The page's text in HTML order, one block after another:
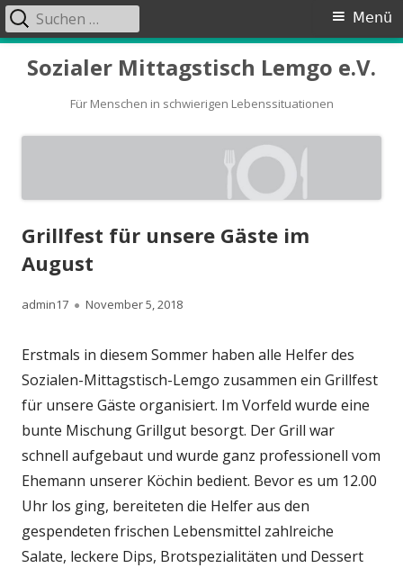
Sozialer Mittagstisch Lemgo e.V.
Für Menschen in schwierigen Lebenssituationen
Primäres
Menü
Menü
Suchen
nach:
Grillfest für unsere Gäste im
August
Autor
admin17
Veröffentlicht
November 5, 2018
Erstmals in diesem Sommer haben alle Helfer des
Sozialen-Mittagstisch-Lemgo zusammen ein Grillfest
für unsere Gäste organisiert. Im Vorfeld wurde eine
bunte Mischung Grillgut besorgt. Der Grill war
schnell aufgebaut und wurde ganz professionell vom
Ehemann unserer Köchin bedient. Bevor es um 12.00
Uhr los ging, bereiteten die Helfer aus den
gespendeten frischen Lebensmittel zahlreiche
Salate, leckere Dips, Brotspezialitäten und Dessert